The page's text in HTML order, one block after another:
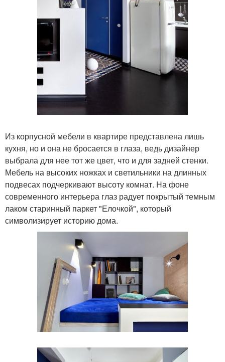
Из корпусной мебели в квартире представлена лишь
кухня, но и она не бросается в глаза, ведь дизайнер
выбрала для нее тот же цвет, что и для задней стенки.
Мебель на высоких ножках и светильники на длинных
подвесах подчеркивают высоту комнат. На фоне
современного интерьера глаз радует покрытый темным
лаком старинный паркет "Елочкой", который
символизирует историю дома.